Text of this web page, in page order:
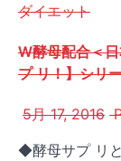
ダイエット
W酵母配合＜
プ リ！】シリ
5月 17, 2016
◆酵母サプ リ